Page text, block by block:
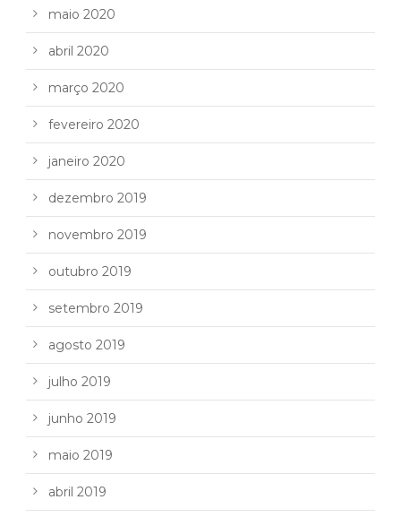
maio 2020
abril 2020
março 2020
fevereiro 2020
janeiro 2020
dezembro 2019
novembro 2019
outubro 2019
setembro 2019
agosto 2019
julho 2019
junho 2019
maio 2019
abril 2019